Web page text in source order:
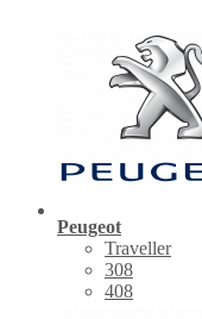
Peugeot
Traveller
308
408